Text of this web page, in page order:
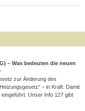
– Was bedeuten die neuen
zur Änderung des
– in Kraft. Damit
Unser Info 127 gibt